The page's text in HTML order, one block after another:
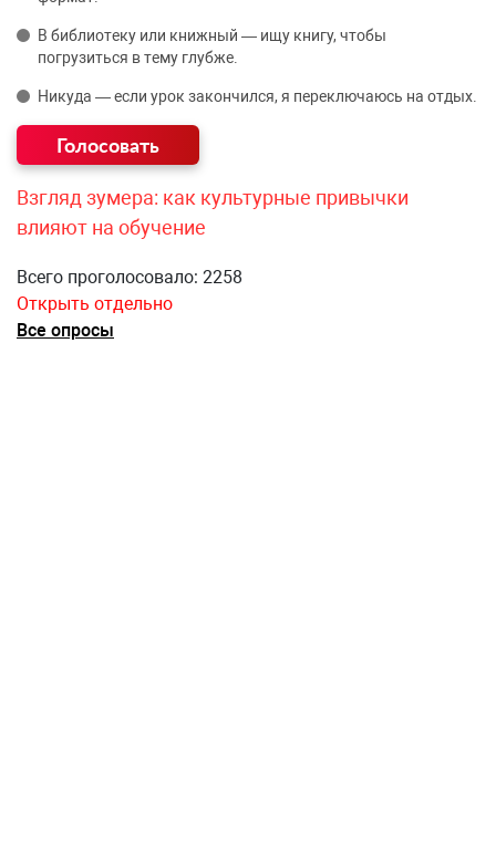
В библиотеку или книжный — ищу книгу, чтобы
погрузиться в тему глубже.
Никуда — если урок закончился, я переключаюсь на отдых.
Взгляд зумера: как культурные привычки
влияют на обучение
Всего проголосовало: 2258
Открыть отдельно
Все опросы